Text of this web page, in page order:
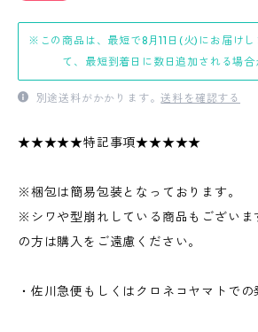
※この商品は、最短で8月11日(火)にお届け
て、最短到着日に数日追加される場合
別途送料がかかります。送料を確認する
★★★★★特記事項★★★★★
※梱包は簡易包装となっております。
※シワや型崩れしている商品もございま
の方は購入をご遠慮ください。
・佐川急便もしくはクロネコヤマトでの